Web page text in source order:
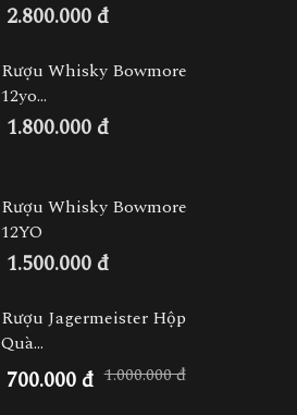
2.800.000 đ
Rượu Whisky Bowmore
12yo...
1.800.000 đ
Rượu Whisky Bowmore
12YO
1.500.000 đ
Rượu Jagermeister Hộp
Quà...
700.000 đ 1.000.000 đ